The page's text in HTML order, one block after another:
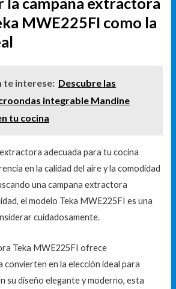
MWE225FI como la
te interese: Descubre las
integrable Mandine
tu cocina
adecuada para tu cocina
en la calidad del aire y la comodidad
una campana extractora
el modelo Teka MWE225FI es una
cuidadosamente.
Teka MWE225FI ofrece
convierten en la elección ideal para
su diseño elegante y moderno, esta